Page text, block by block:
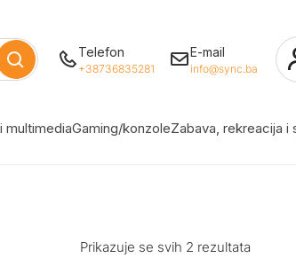
Telefon
+38736835281
E-mail
info@sync.ba
multimediaGaming/konzoleZabava, rekreacija i
Prikazuje se svih 2 rezultata